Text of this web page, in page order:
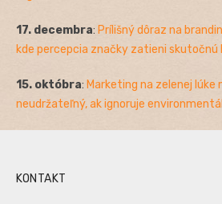
17. decembra: Prílišný dôraz na
kde percepcia značky zatieni skutočnú
15. októbra: Marketing na zelenej lúke
neudržateľný, ak ignoruje
KONTAKT